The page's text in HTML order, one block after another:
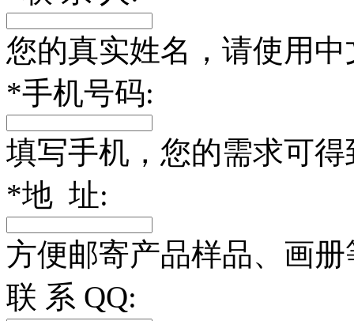
您的真实姓名，请使用中
*手机号码:
填写手机，您的需求可
*地 址:
方便邮寄产品样品、画
联 系 QQ: